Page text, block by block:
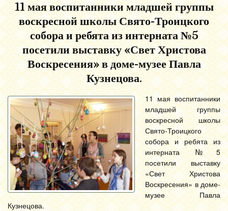
11 мая воспитанники младшей группы
воскресной школы Свято-Троицкого
собора и ребята из интерната №5
посетили выставку «Свет Христова
Воскресения» в доме-музее Павла
Кузнецова.
11 мая воспитанники
младшей группы
воскресной школы
Свято-Троицкого
собора и ребята из
интерната №5
посетили выставку
«Свет Христова
Воскресения» в доме-
музее Павла
Кузнецова.